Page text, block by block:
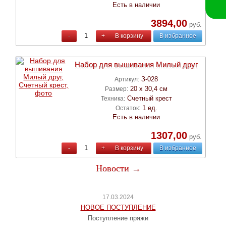
Есть в наличии
3894,00руб.
- + В корзину В избранное
Набор для вышивания Милый друг
Артикул: З-028
Размер: 20 х 30,4 см
Техника: Счетный крест
Остаток: 1 ед.
Есть в наличии
1307,00руб.
- + В корзину В избранное
Новости →
17.03.2024
НОВОЕ ПОСТУПЛЕНИЕ
Поступление пряжи